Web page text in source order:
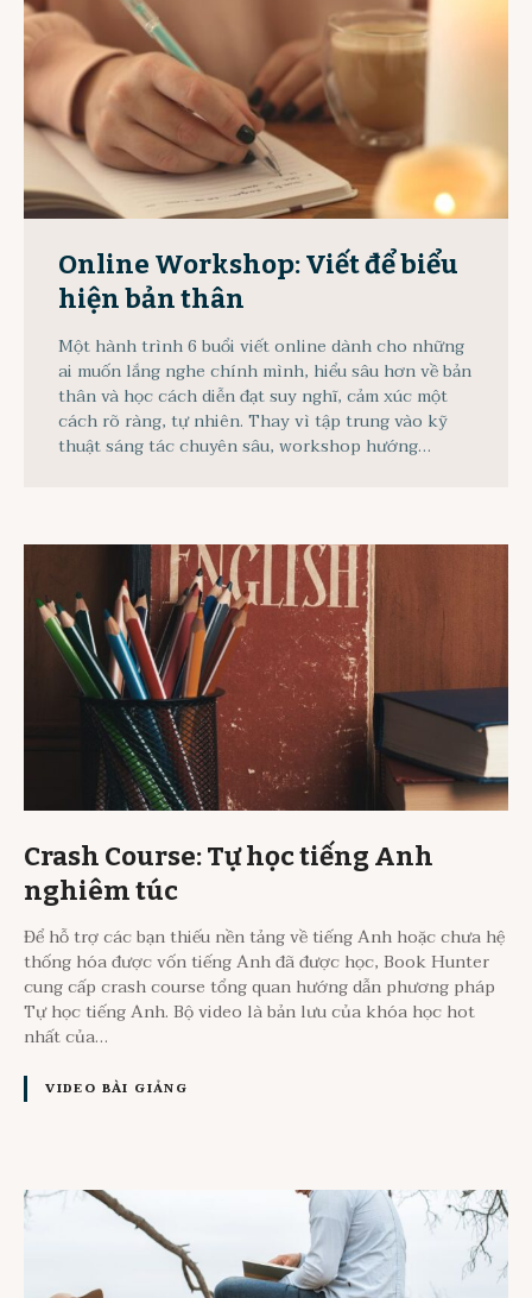
Online Workshop: Viết để biểu
hiện bản thân
Một hành trình 6 buổi viết online dành cho những
ai muốn lắng nghe chính mình, hiểu sâu hơn về bản
thân và học cách diễn đạt suy nghĩ, cảm xúc một
cách rõ ràng, tự nhiên. Thay vì tập trung vào kỹ
thuật sáng tác chuyên sâu, workshop hướng…
Crash Course: Tự học tiếng Anh
nghiêm túc
Để hỗ trợ các bạn thiếu nền tảng về tiếng Anh hoặc chưa hệ
thống hóa được vốn tiếng Anh đã được học, Book Hunter
cung cấp crash course tổng quan hướng dẫn phương pháp
Tự học tiếng Anh. Bộ video là bản lưu của khóa học hot
nhất của…
VIDEO BÀI GIẢNG